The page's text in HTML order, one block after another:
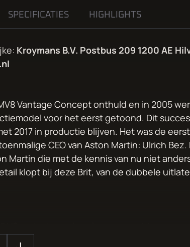
SPECIFICATIES HIGHLIGHTS
Kroymans B.V. Postbus 209 1200 AE
Vantage Concept onthuld en in 2005
voor het eerst getoond. Dit
2017 in productie blijven. Het was de
CEO van Aston Martin: Ulrich
Martin die met de kennis van nu niet
klopt bij deze Brit, van de dubbele
met heerlijke Graziano handgeschakelde